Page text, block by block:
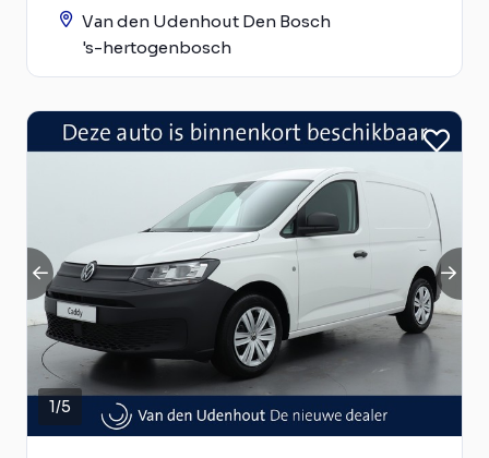
Van den Udenhout Den Bosch
's-hertogenbosch
1/5